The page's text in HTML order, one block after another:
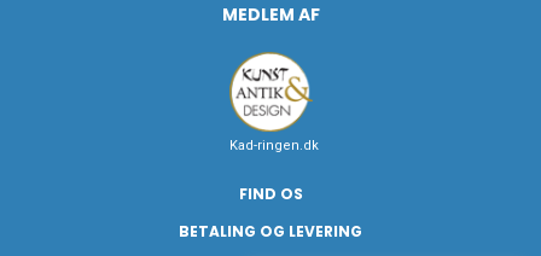
MEDLEM AF
Kad-ringen.dk
FIND OS
BETALING OG LEVERING